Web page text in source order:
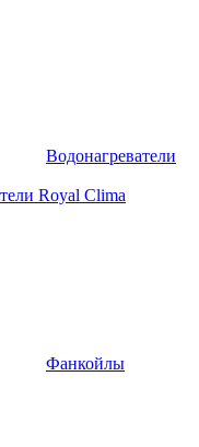
Водонагреватели
Royal Clima
Фанкойлы